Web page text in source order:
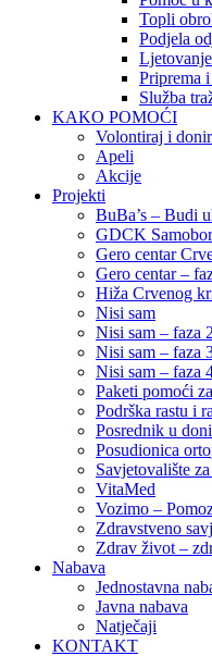
Topli
Podjela
Priprema
Služba
KAKO POMOĆI
Volontiraj i
Apeli
Akcije
Projekti
BuBa’s – Budi
GDCK
Gero centar
Gero centar –
Hiža Crvenog
Nisi sam
Nisi sam – faza 2
Nisi sam – faza
Nisi sam – faza
Paketi pomoći
Podrška rastu i
Posrednik u
Posudionica
Savjetovalište
VitaMed
Vozimo –
Zdravstveno
Zdrav život –
Nabava
Jednostavna
Javna nabava
Natječaji
KONTAKT